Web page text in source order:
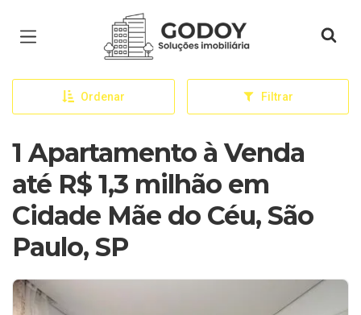
Página inicial
Ordenar Filtrar
1 Apartamento à Venda
até R$ 1,3 milhão em
Cidade Mãe do Céu, São
Paulo, SP